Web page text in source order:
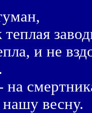
и не
на
весну.